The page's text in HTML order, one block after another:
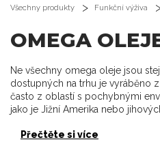
Rychlé
Všechny produkty Funkční výživa
OMEGA
Ne všechny omega oleje jsou
dostupných na trhu je vyráběno
často z oblastí s pochybnými
jako je Jižní Amerika nebo
Přečtěte si více